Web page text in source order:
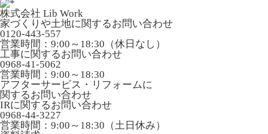
株式会社 Lib Work
家づくりや土地に関するお問い合わせ
0120-443-557
営業時間：9:00～18:30（休日なし）
工事に関するお問い合わせ
0968-41-5062
営業時間：9:00～18:30
アフターサービス・リフォームに
関するお問い合わせ
IRに関するお問い合わせ
0968-44-3227
営業時間：9:00～18:30（土日休み）